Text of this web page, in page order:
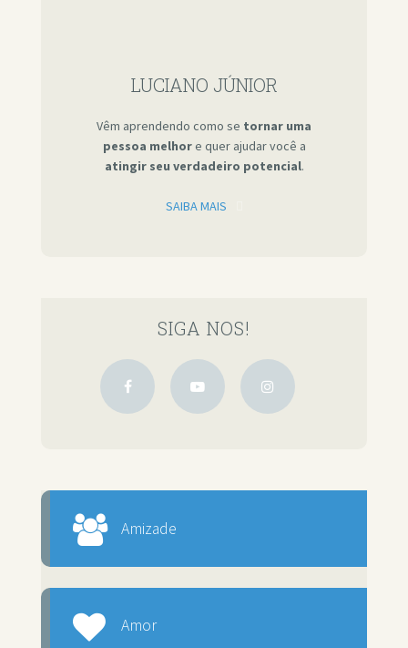
LUCIANO JÚNIOR
Vêm aprendendo como se tornar uma
pessoa melhore quer ajudar você a
atingir seu verdadeiro potencial.
SAIBA MAIS
SIGA NOS!
Amizade
Amor